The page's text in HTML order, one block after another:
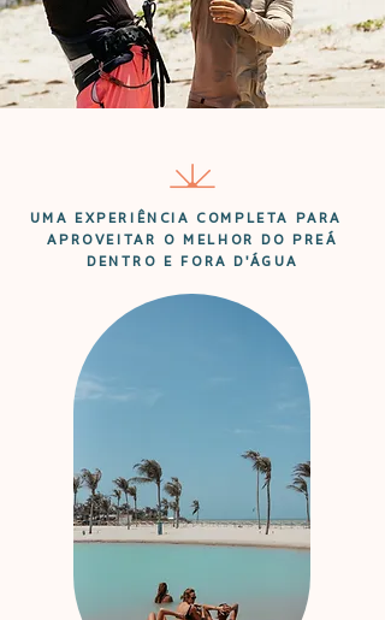
UMA EXPERIÊNCIA COMPLETA PARA
APROVEITAR O MELHOR DO PREÁ
DENTRO E FORA D'ÁGUA